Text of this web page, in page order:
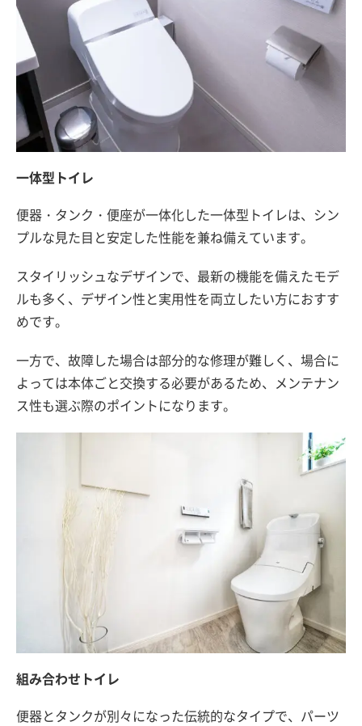
一体型トイレ
便器・タンク・便座が一体化した一体型トイレは、シン
プルな見た目と安定した性能を兼ね備えています。
スタイリッシュなデザインで、最新の機能を備えたモデ
ルも多く、デザイン性と実用性を両立したい方におすす
めです。
一方で、故障した場合は部分的な修理が難しく、場合に
よっては本体ごと交換する必要があるため、メンテナン
ス性も選ぶ際のポイントになります。
組み合わせトイレ
便器とタンクが別々になった伝統的なタイプで、パーツ